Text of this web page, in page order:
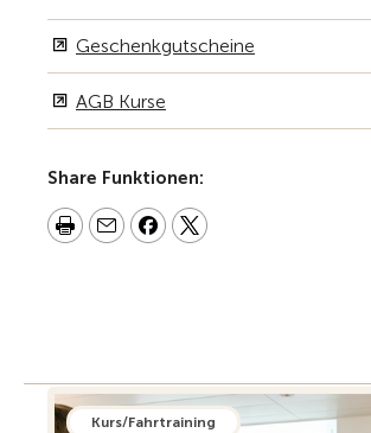
Geschenkgutscheine
AGB Kurse
Share Funktionen:
Kurs/Fahrtraining